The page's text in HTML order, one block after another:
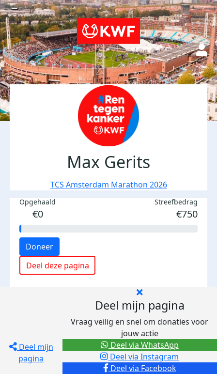
Max Gerits
TCS Amsterdam Marathon 2026
Opgehaald
€0
Streefbedrag
€750
Doneer
Deel deze pagina
Deel mijn
pagina
Deel mijn pagina
Vraag veilig en snel om donaties voor
jouw actie
Deel via Facebook
Deel via Instagram
Deel via WhatsApp